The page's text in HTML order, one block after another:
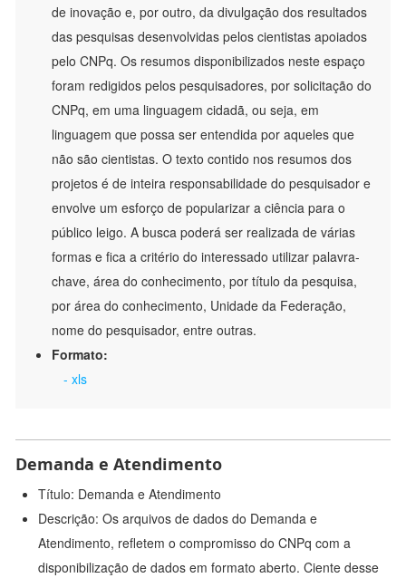
de inovação e, por outro, da divulgação dos resultados
das pesquisas desenvolvidas pelos cientistas apoiados
pelo CNPq. Os resumos disponibilizados neste espaço
foram redigidos pelos pesquisadores, por solicitação do
CNPq, em uma linguagem cidadã, ou seja, em
linguagem que possa ser entendida por aqueles que
não são cientistas. O texto contido nos resumos dos
projetos é de inteira responsabilidade do pesquisador e
envolve um esforço de popularizar a ciência para o
público leigo. A busca poderá ser realizada de várias
formas e fica a critério do interessado utilizar palavra-
chave, área do conhecimento, por título da pesquisa,
por área do conhecimento, Unidade da Federação,
nome do pesquisador, entre outras.
Formato:
- xls
Demanda e Atendimento
Título: Demanda e Atendimento
Descrição: Os arquivos de dados do Demanda e
Atendimento, refletem o compromisso do CNPq com a
disponibilização de dados em formato aberto. Ciente desse